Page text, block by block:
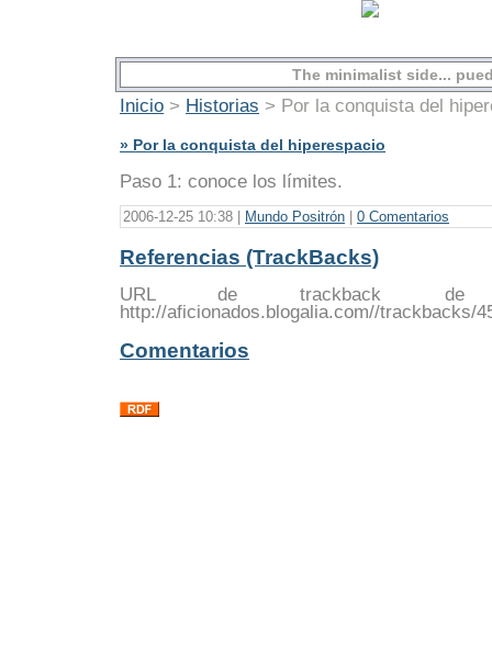
The minimalist side...
Inicio > Historias > Por la conquista del
» Por la conquista del hiperespacio
Paso 1: conoce los límites.
2006-12-25 10:38 | Mundo Positrón | 0 Comentarios
Referencias (TrackBacks)
URL de trackback de
http://aficionados.blogalia.com//trackbacks/
Comentarios